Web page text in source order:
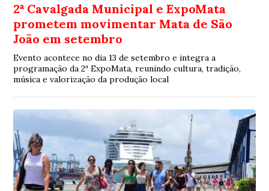
2ª Cavalgada Municipal e ExpoMata
prometem movimentar Mata de São
João em setembro
Evento acontece no dia 13 de setembro e integra a
programação da 2ª ExpoMata, reunindo cultura, tradição,
música e valorização da produção local